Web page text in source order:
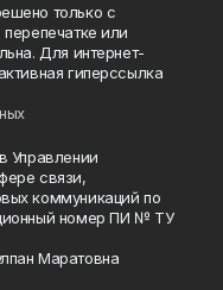
только с
или
Для интернет-
гиперссылка
Управлении
связи,
коммуникаций по
номер ПИ № ТУ
Маратовна